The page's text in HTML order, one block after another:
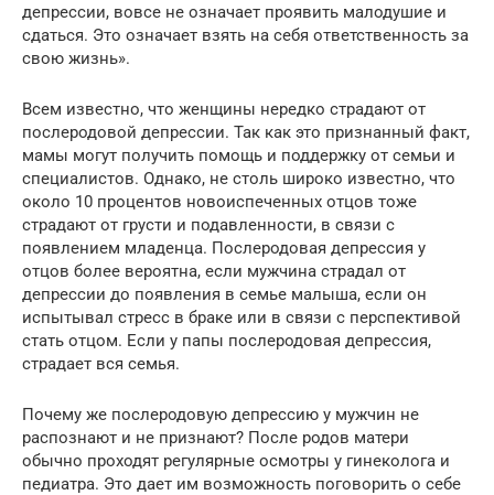
депрессии, вовсе не означает проявить малодушие и
сдаться. Это означает взять на себя ответственность за
свою жизнь».
Всем известно, что женщины нередко страдают от
послеродовой депрессии. Так как это признанный факт,
мамы могут получить помощь и поддержку от семьи и
специалистов. Однако, не столь широко известно, что
около 10 процентов новоиспеченных отцов тоже
страдают от грусти и подавленности, в связи с
появлением младенца. Послеродовая депрессия у
отцов более вероятна, если мужчина страдал от
депрессии до появления в семье малыша, если он
испытывал стресс в браке или в связи с перспективой
стать отцом. Если у папы послеродовая депрессия,
страдает вся семья.
Почему же послеродовую депрессию у мужчин не
распознают и не признают? После родов матери
обычно проходят регулярные осмотры у гинеколога и
педиатра. Это дает им возможность поговорить о себе